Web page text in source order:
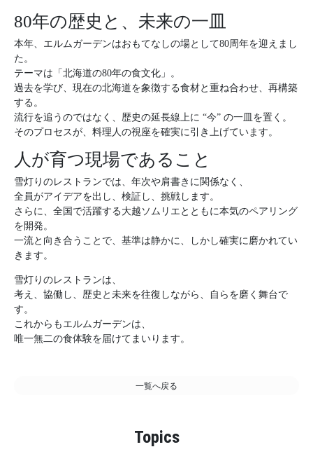
80年の歴史と、未来の一皿
本年、エルムガーデンはおもてなしの場として80周年を迎えまし
た。
テーマは「北海道の80年の食文化」。
過去を学び、現在の北海道を象徴する食材と重ね合わせ、再構築
する。
流行を追うのではなく、歴史の延長線上に “今” の一皿を置く。
そのプロセスが、料理人の視座を確実に引き上げています。
人が育つ現場であること
雪灯りのレストランでは、年次や肩書きに関係なく、
全員がアイデアを出し、検証し、挑戦します。
さらに、全国で活躍する大越ソムリエとともに本気のペアリング
を開発。
一流と向き合うことで、基準は静かに、しかし確実に磨かれてい
きます。
雪灯りのレストランは、
考え、協働し、歴史と未来を往復しながら、自らを磨く舞台で
す。
これからもエルムガーデンは、
唯一無二の食体験を届けてまいります。
一覧へ戻る
Topics